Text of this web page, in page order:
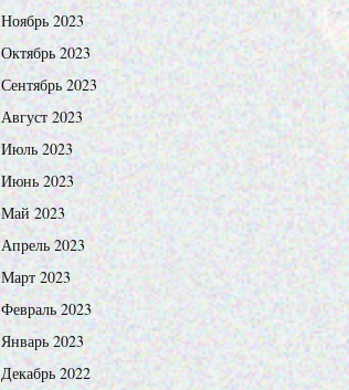
Ноябрь 2023
Октябрь 2023
Сентябрь 2023
Август 2023
Июль 2023
Июнь 2023
Май 2023
Апрель 2023
Март 2023
Февраль 2023
Январь 2023
Декабрь 2022